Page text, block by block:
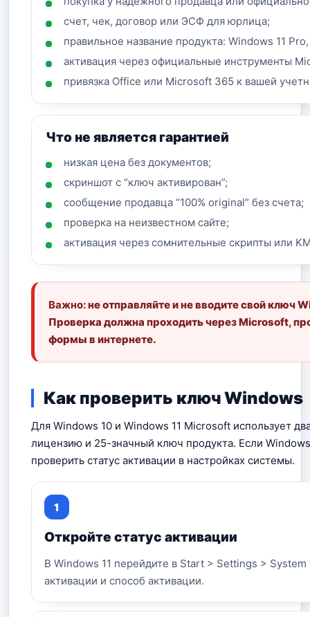
счет, чек, договор или ЭСФ для юрлица;
правильное название продукта: Windows 11
активация через официальные инструменты
привязка Office или Microsoft 365 к вашей
Что не является гарантией
низкая цена без документов;
скриншот с “ключ активирован”;
сообщение продавца “100% original” без счета;
проверка на неизвестном сайте;
активация через сомнительные скрипты или
Важно:не отправляйте и не вводите свой ключ
Проверка должна проходить через Microsoft,
формы в интернете.
Как проверить ключ Windows
Для Windows 10 и Windows 11 Microsoft использует
лицензию и 25-значный ключ продукта. Если
проверить статус активации в настройках системы.
Откройте статус активации
В Windows 11 перейдите в Start > Settings >
активации и способ активации.